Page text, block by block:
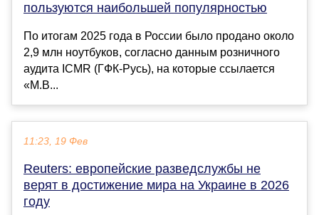
пользуются наибольшей популярностью
По итогам 2025 года в России было продано около
2,9 млн ноутбуков, согласно данным розничного
аудита ICMR (ГФК-Русь), на которые ссылается
«М.В...
11:23, 19 Фев
Reuters: европейские разведслужбы не
верят в достижение мира на Украине в 2026
году